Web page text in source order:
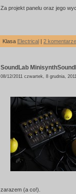
Za projekt panelu oraz jego
Klasa Electrical | 2
SoundLab Minisynth
08/12/2011 czwartek, 8 grudnia,
zarazem (a co!).